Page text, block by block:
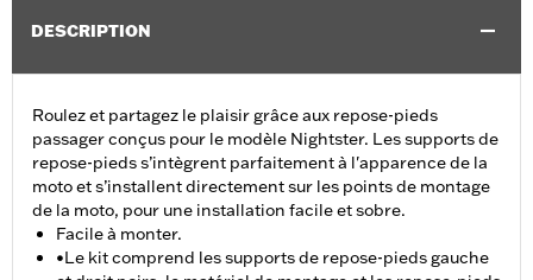
DESCRIPTION
Roulez et partagez le plaisir grâce aux repose-pieds
passager conçus pour le modèle Nightster. Les supports de
repose-pieds s’intègrent parfaitement à l'apparence de la
moto et s’installent directement sur les points de montage
de la moto, pour une installation facile et sobre.
Facile à monter.
•Le kit comprend les supports de repose-pieds gauche